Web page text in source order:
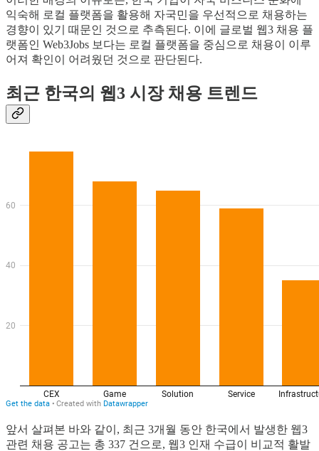
익숙해 로컬 플랫폼을 활용해 자국민을 우선적으로 채용하는
경향이 있기 때문인 것으로 추측된다. 이에 글로벌 웹3 채용 플
랫폼인 Web3Jobs 보다는 로컬 플랫폼을 중심으로 채용이 이루
어져 확인이 어려웠던 것으로 판단된다.
최근 한국의 웹3 시장 채용 트렌드
앞서 살펴본 바와 같이, 최근 3개월 동안 한국에서 발생한 웹3
관련 채용 공고는 총 337 건으로, 웹3 인재 수급이 비교적 활발